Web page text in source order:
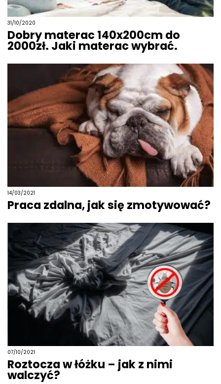
31/10/2020
Dobry materac 140x200cm do
2000zł. Jaki materac wybrać.
14/03/2021
Praca zdalna, jak się zmotywować?
07/10/2021
Roztocza w łóżku – jak z nimi
walczyć?